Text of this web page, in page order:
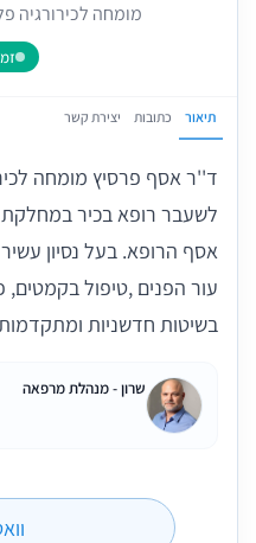
מומחה לכירורגיה
זמין
תיאור כתובות יצירת קשר
ד''ר אסף פרסיץ מומחה
לשעבר רופא בכיר במחלקת
אסף הרופא. בעל נסיון
עור הפנים ,טיפול בקמטים,
בשיטות חדשניות ומתקדמות.
שרון - מנהלת מרפאה